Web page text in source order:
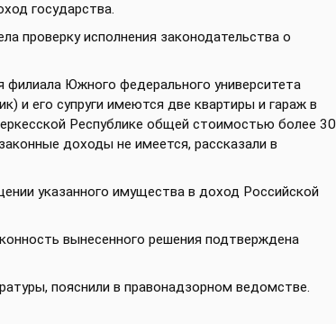
государства.
проверку исполнения законодательства о
филиала Южного федерального университета
и его супруги имеются две квартиры и гараж в
Республике общей стоимостью более 30
доходы не имеется, рассказали в
указанного имущества в доход Российской
вынесенного решения подтверждена
пояснили в правонадзорном ведомстве.